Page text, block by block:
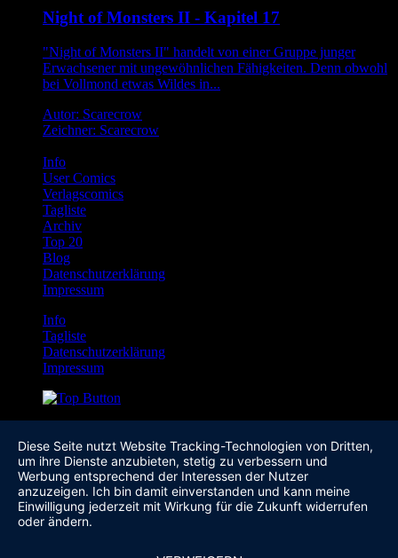
Night of Monsters II - Kapitel 17
"Night of Monsters II" handelt von einer Gruppe junger
Erwachsener mit ungewöhnlichen Fähigkeiten. Denn obwohl
bei Vollmond etwas Wildes in...
Autor: Scarecrow
Zeichner: Scarecrow
Info
User Comics
Verlagscomics
Tagliste
Archiv
Top 20
Blog
Datenschutzerklärung
Impressum
Info
Tagliste
Datenschutzerklärung
Impressum
Diese Seite nutzt Website Tracking-Technologien von Dritten,
um ihre Dienste anzubieten, stetig zu verbessern und
Werbung entsprechend der Interessen der Nutzer
anzuzeigen. Ich bin damit einverstanden und kann meine
Einwilligung jederzeit mit Wirkung für die Zukunft widerrufen
oder ändern.